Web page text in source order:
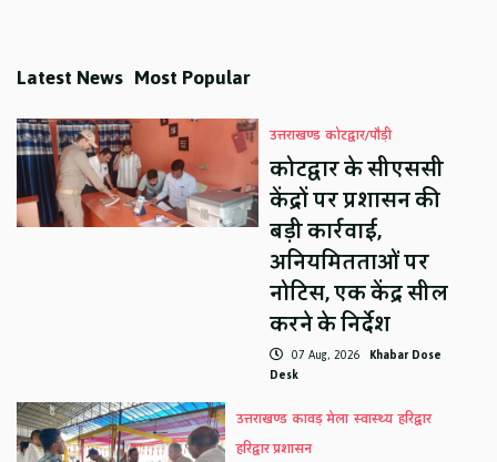
Latest News Most Popular
उत्तराखण्ड कोटद्वार/पौड़ी
कोटद्वार के सीएससी
केंद्रों पर प्रशासन की
बड़ी कार्रवाई,
अनियमितताओं पर
नोटिस, एक केंद्र सील
करने के निर्देश
07 Aug, 2026 Khabar Dose
Desk
उत्तराखण्ड कावड़ मेला स्वास्थ्य हरिद्वार
हरिद्वार प्रशासन